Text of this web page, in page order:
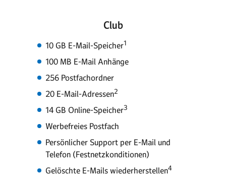
Club
10 GB E-Mail-Speicher1
100 MB E-Mail Anhänge
256 Postfachordner
20 E-Mail-Adressen2
14 GB Online-Speicher3
Werbefreies Postfach
Persönlicher Support per E-Mail und
Telefon (Festnetzkonditionen)
Gelöschte E-Mails wiederherstellen4